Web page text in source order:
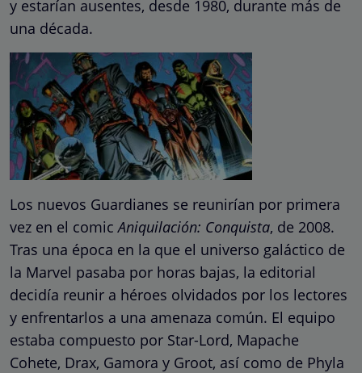
y estarían ausentes, desde 1980, durante más de
una década.
Los nuevos Guardianes se reunirían por primera
vez en el comicAniquilación: Conquista, de 2008.
Tras una época en la que el universo galáctico de
la Marvel pasaba por horas bajas, la editorial
decidía reunir a héroes olvidados por los lectores
y enfrentarlos a una amenaza común. El equipo
estaba compuesto por Star-Lord, Mapache
Cohete, Drax, Gamora y Groot, así como de Phyla